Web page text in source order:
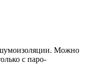
Можно
с паро-